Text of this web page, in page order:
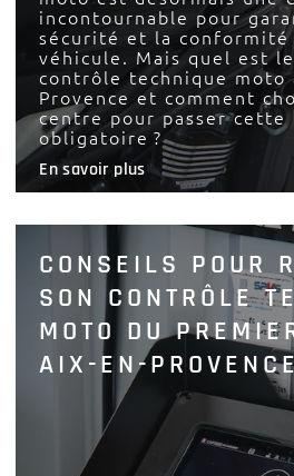
incontournable pour
sécurité et la conformité
véhicule. Mais quel est
contrôle technique moto
Provence et comment
centre pour passer cette
obligatoire ?
En savoir plus
CONSEILS POUR
SON CONTRÔLE
MOTO DU
AIX-EN-